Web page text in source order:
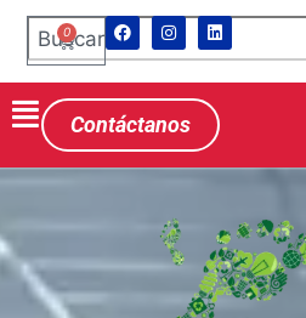
0
Contáctanos